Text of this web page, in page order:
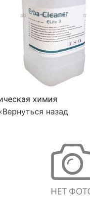
химия
‹Вернуться назад